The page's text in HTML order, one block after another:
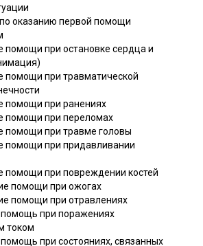
оказанию первой помощи
помощи при остановке сердца и
помощи при травматической
помощи при ранениях
помощи при переломах
помощи при травме головы
помощи при придавливании
помощи при повреждении костей
помощи при ожогах
помощи при отравлениях
помощь при поражениях
током
при состояниях, связанных